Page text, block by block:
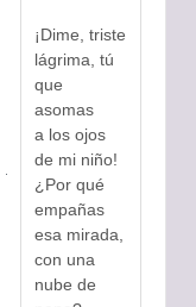
¡Dime, triste
lágrima, tú
que
asomas
a los ojos
de mi niño!
¿Por qué
empañas
esa mirada,
con una
nube de